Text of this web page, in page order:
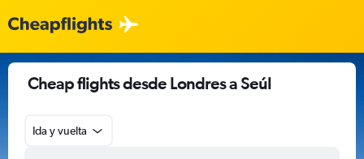
Cheap flights desde Londres a Seúl
Ida y vuelta